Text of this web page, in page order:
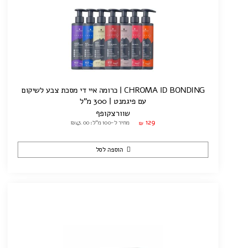
CHROMA ID BONDING | כרומה איי די מסכת צבע לשיקום
עם פיגמנט | 300 מ"ל
שוורצקופף
₪ 129 מחיר ל-100 מ"ל: ₪43.00
הוספה לסל